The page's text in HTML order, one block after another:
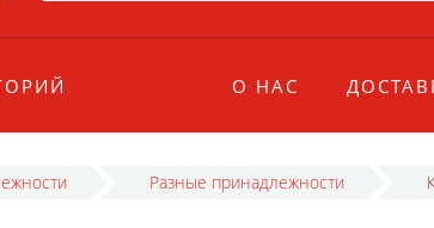
О НАС
Разные принадлежности